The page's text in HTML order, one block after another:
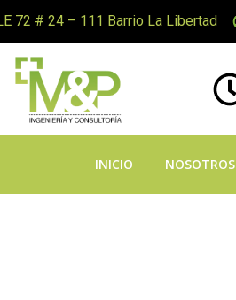
72 # 24 – 111 Barrio La Libertad
INICIO NOSOTROS